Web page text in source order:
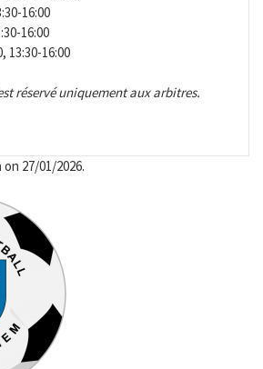
16:00
16:00
13:30-16:00
réservé uniquement aux arbitres.
on 27/01/2026.